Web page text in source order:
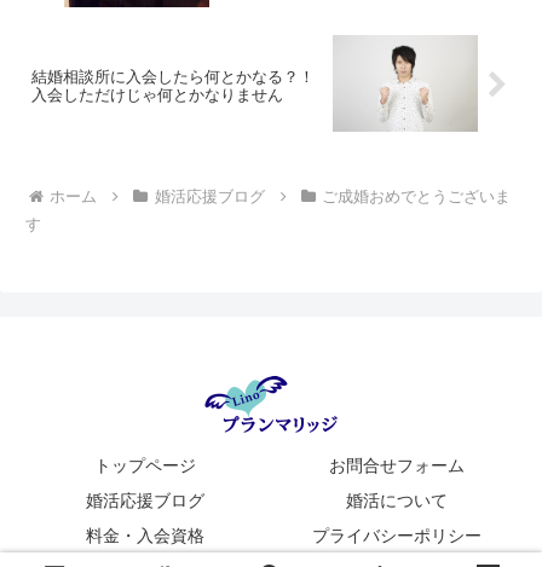
結婚相談所に入会したら何とかなる？！
入会しただけじゃ何とかなりません
ホーム 婚活応援ブログ
ご成婚おめでとうございま
す
トップページ
お問合せフォーム
婚活応援ブログ
婚活について
料金・入会資格
プライバシーポリシー